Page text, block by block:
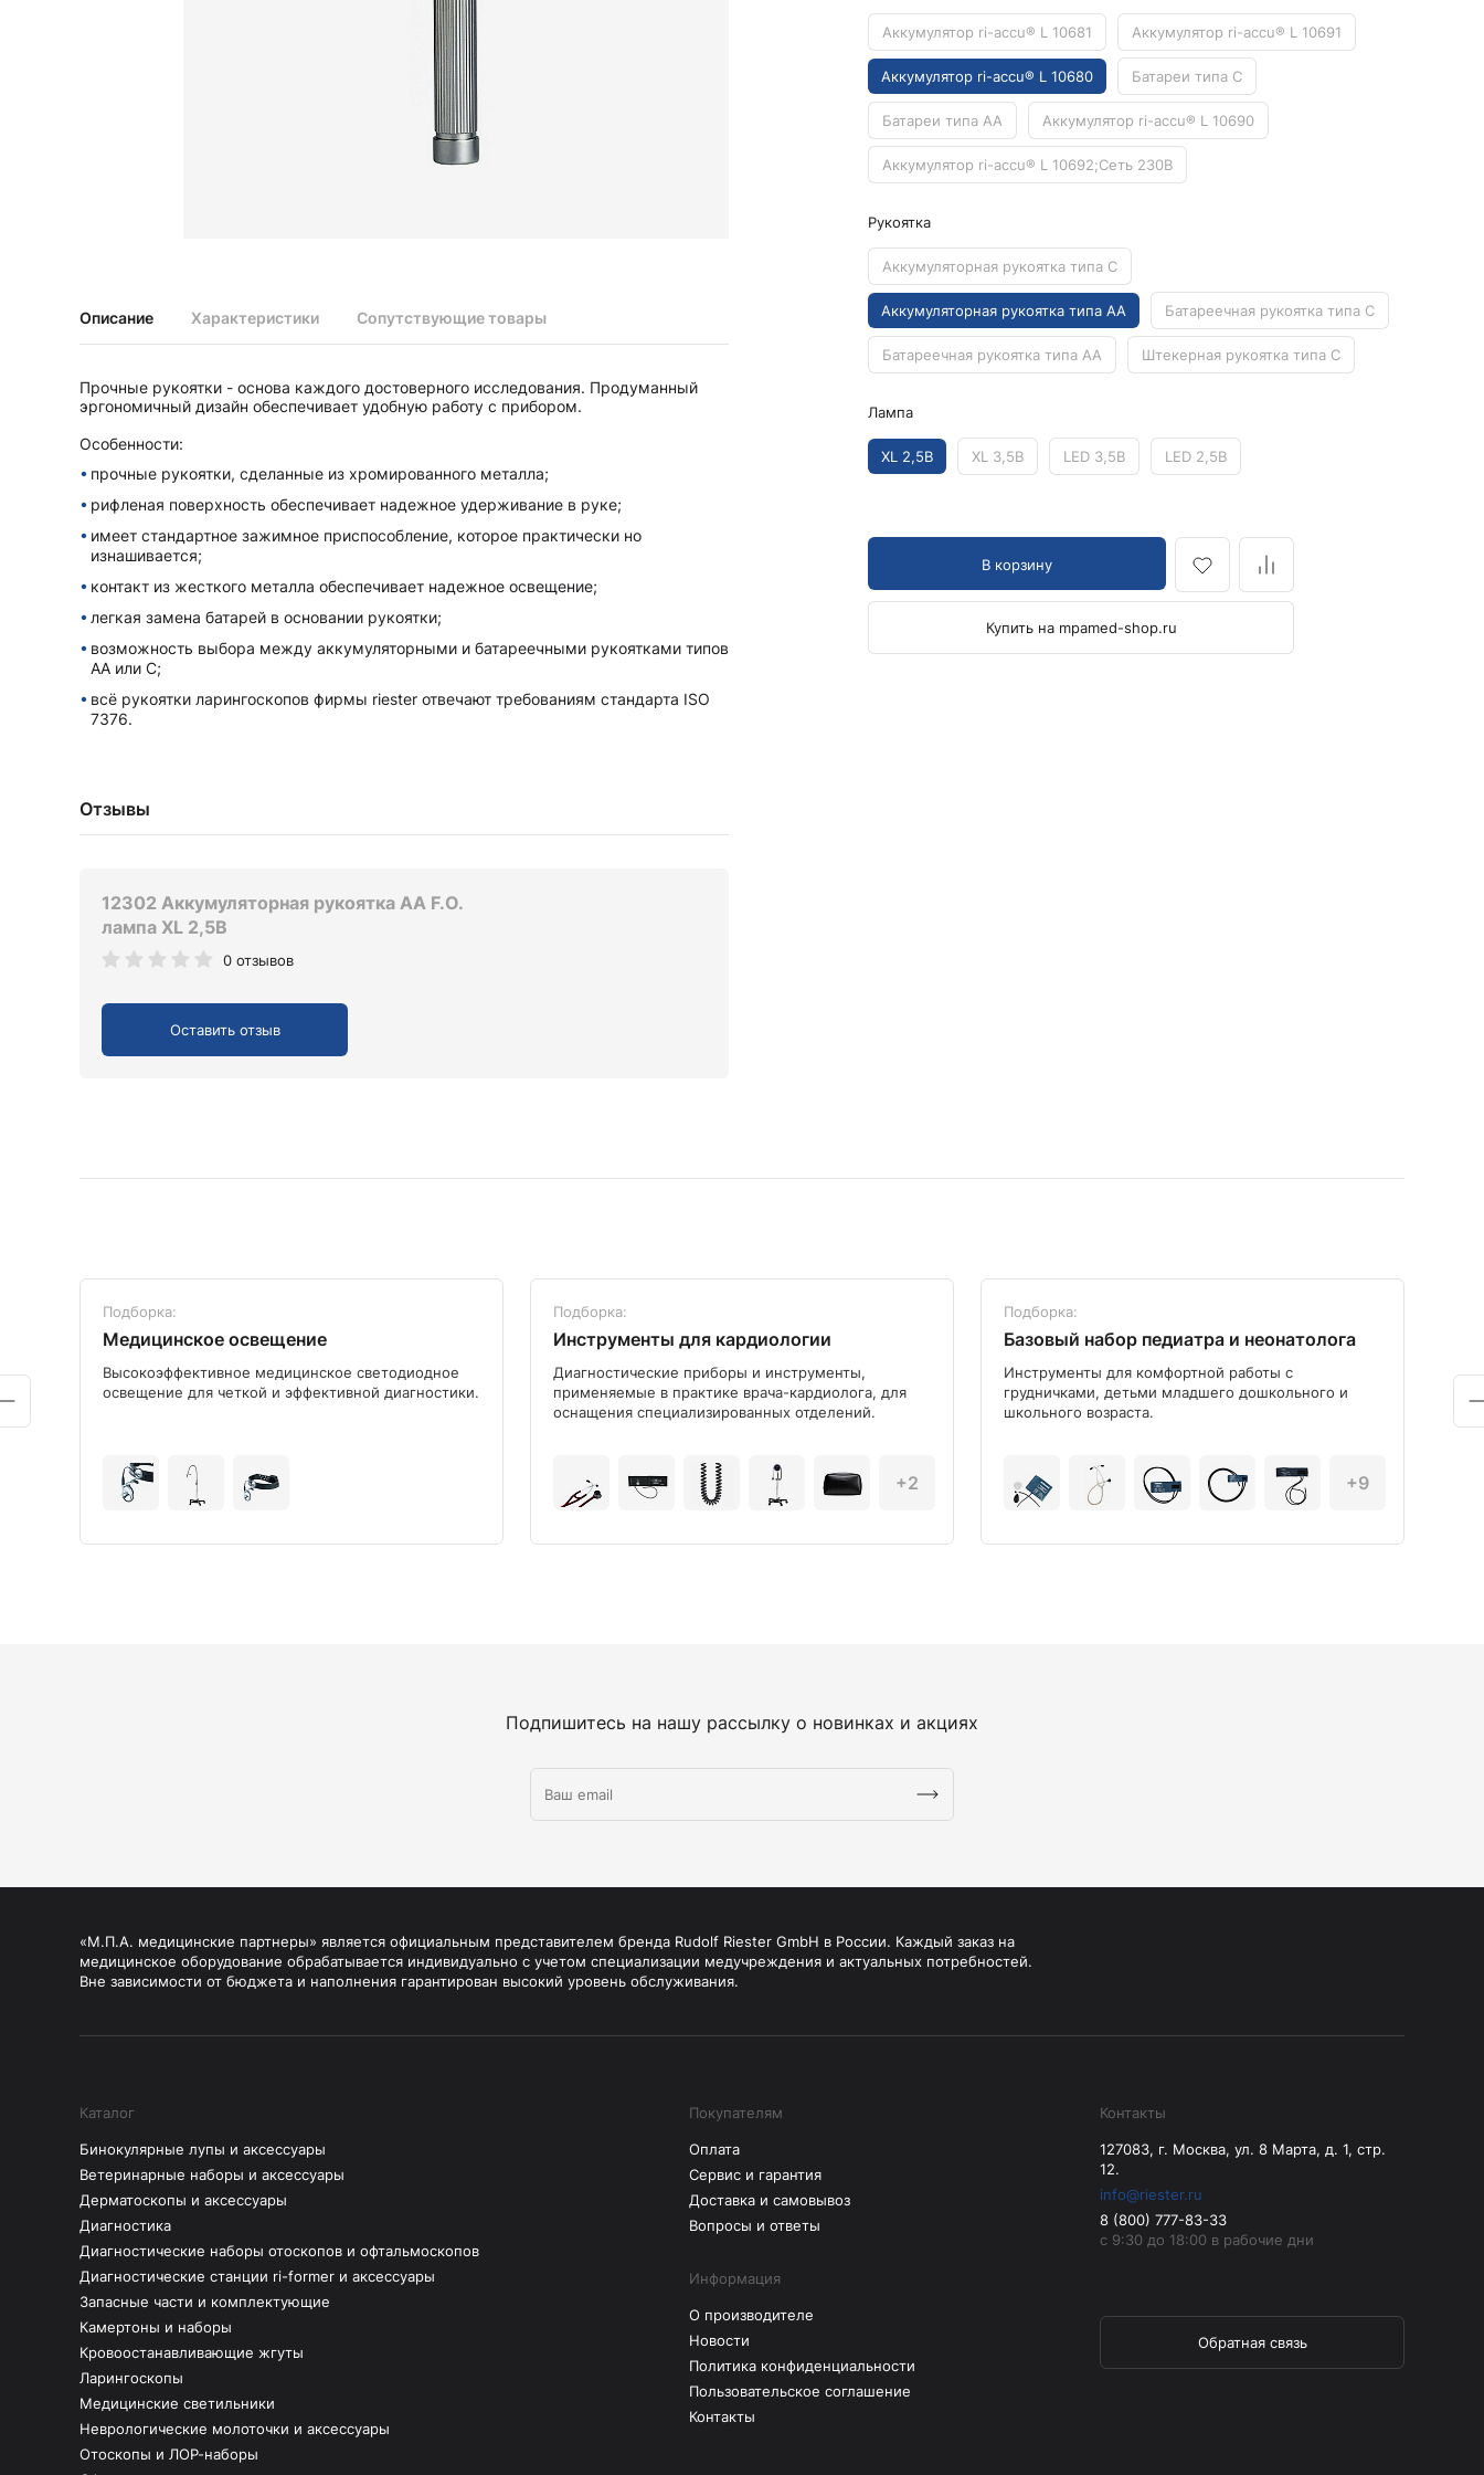
Ретиноскопы и наборы ri-vision
Запасные части для стетоскопов
Запасные части к медицинским светильникам
Пульсоксиметры ri-fox N
Термометры и аксессуары
Кровоостанавливающие жгуты
Ларингоскопы
Аксессуары для ларингоскопов
Стандартные ларингоскопы
Фиброоптические ларингоскопы
Отоскопы
Ушные воронки для отоскопов
Приборы для внутривенного вливания под
давлением
Манжеты и аксессуары Metpak
Тонометры
Автоматические тонометры
Механические тонометры
Описание Характеристики Сопутствующие товары
Прочные рукоятки - основа каждого достоверного исследования. Продуманный
эргономичный дизайн обеспечивает удобную работу с прибором.
Особенности:
прочные рукоятки, сделанные из хромированного металла;
рифленая поверхность обеспечивает надежное удерживание в руке;
имеет стандартное зажимное приспособление, которое практически но
изнашивается;
контакт из жесткого металла обеспечивает надежное освещение;
легкая замена батарей в основании рукоятки;
возможность выбора между аккумуляторными и батареечными рукоятками типов
AA или C;
всё рукоятки ларингоскопов фирмы riester отвечают требованиям стандарта ISO
7376.
Отзывы
12302 Аккумуляторная рукоятка AA F.O.
лампа XL 2,5В
0 отзывов
Оставить отзыв
Аккумулятор ri-accu® L 10681 Аккумулятор ri-accu® L 10691
Аккумулятор ri-accu® L 10680 Батареи типа C
Батареи типа AA Аккумулятор ri-accu® L 10690
Аккумулятор ri-accu® L 10692;Сеть 230B
Рукоятка
Аккумуляторная рукоятка типа C
Аккумуляторная рукоятка типа AA Батареечная рукоятка типа C
Батареечная рукоятка типа AA Штекерная рукоятка типа C
Лампа
XL 2,5В XL 3,5В LED 3,5В LED 2,5В
В корзину
Купить на mpamed-shop.ru
Подборка:
Медицинское освещение
Высокоэффективное медицинское светодиодное
освещение для четкой и эффективной диагностики.
Подборка:
Инструменты для кардиологии
Диагностические приборы и инструменты,
применяемые в практике врача-кардиолога, для
оснащения специализированных отделений.
+2
Подборка:
Базовый набор педиатра и неонатолога
Инструменты для комфортной работы с
грудничками, детьми младшего дошкольного и
школьного возраста.
+9
Подпишитесь на нашу рассылку о новинках и акциях
«М.П.А. медицинские партнеры» является официальным представителем бренда Rudolf Riester GmbH в России. Каждый заказ на
медицинское оборудование обрабатывается индивидуально с учетом специализации медучреждения и актуальных потребностей.
Вне зависимости от бюджета и наполнения гарантирован высокий уровень обслуживания.
Каталог
Бинокулярные лупы и аксессуары
Ветеринарные наборы и аксессуары
Дерматоскопы и аксессуары
Диагностика
Диагностические наборы отоскопов и офтальмоскопов
Диагностические станции ri-former и аксессуары
Запасные части и комплектующие
Камертоны и наборы
Кровоостанавливающие жгуты
Ларингоскопы
Медицинские светильники
Неврологические молоточки и аксессуары
Отоскопы и ЛОР-наборы
Покупателям
Оплата
Сервис и гарантия
Доставка и самовывоз
Вопросы и ответы
Информация
О производителе
Новости
Политика конфиденциальности
Пользовательское соглашение
Контакты
Контакты
127083, г. Москва, ул. 8 Марта, д. 1, стр.
12.
info@riester.ru
8 (800) 777-83-33
с 9:30 до 18:00 в рабочие дни
Обратная связь